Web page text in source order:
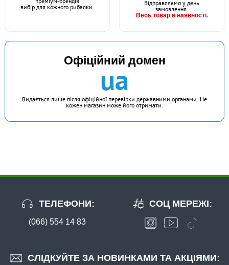
вибір для кожного рибалки.
Відправляємо у день
замовлення.
Весь товар в наявності.
Офіційний домен
ua
Видається лише після офіційної перевірки державними органами. Не
кожен магазин може його отримати.
ТЕЛЕФОНИ:
(066) 554 14 83
СЛІДКУЙТЕ ЗА НОВИНКАМИ ТА АКЦІЯМИ:
СОЦ МЕРЕЖІ: